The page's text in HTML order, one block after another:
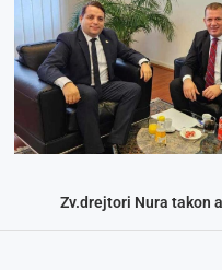
Zv.drejtori Nura takon